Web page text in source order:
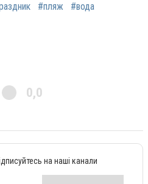
#пляж
#вода
0,0
на наші канали